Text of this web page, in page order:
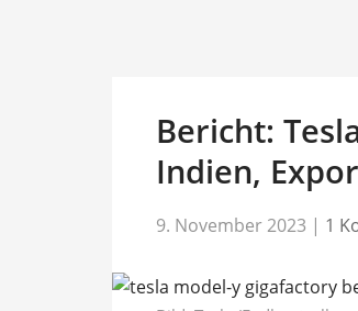
Bericht:
Indien,
9. November 2023 | 1